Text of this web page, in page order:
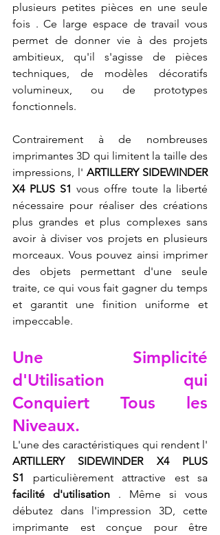
plusieurs petites pièces en une seule
fois . Ce large espace de travail vous
permet de donner vie à des projets
ambitieux, qu'il s'agisse de pièces
techniques, de modèles décoratifs
volumineux, ou de prototypes
fonctionnels.
Contrairement à de nombreuses
imprimantes 3D qui limitent la taille des
impressions, l' ARTILLERY SIDEWINDER
X4 PLUS S1 vous offre toute la liberté
nécessaire pour réaliser des créations
plus grandes et plus complexes sans
avoir à diviser vos projets en plusieurs
morceaux. Vous pouvez ainsi imprimer
des objets permettant d'une seule
traite, ce qui vous fait gagner du temps
et garantit une finition uniforme et
impeccable.
Une Simplicité
d'Utilisation qui
Conquiert Tous les
Niveaux.
ARTILLERY SIDEWINDER X4 PLUS
S1
facilité d'utilisation . Même si vous
débutez dans l'impression 3D, cette
imprimante est conçue pour être